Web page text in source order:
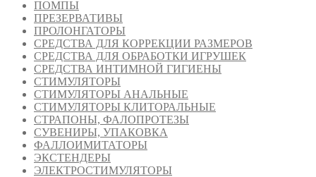
ПОМПЫ
ПРЕЗЕРВАТИВЫ
ПРОЛОНГАТОРЫ
СРЕДСТВА ДЛЯ КОРРЕКЦИИ РАЗМЕРОВ
СРЕДСТВА ДЛЯ ОБРАБОТКИ ИГРУШЕК
СРЕДСТВА ИНТИМНОЙ ГИГИЕНЫ
СТИМУЛЯТОРЫ
СТИМУЛЯТОРЫ АНАЛЬНЫЕ
СТИМУЛЯТОРЫ КЛИТОРАЛЬНЫЕ
СТРАПОНЫ, ФАЛОПРОТЕЗЫ
СУВЕНИРЫ, УПАКОВКА
ФАЛЛОИМИТАТОРЫ
ЭКСТЕНДЕРЫ
ЭЛЕКТРОСТИМУЛЯТОРЫ